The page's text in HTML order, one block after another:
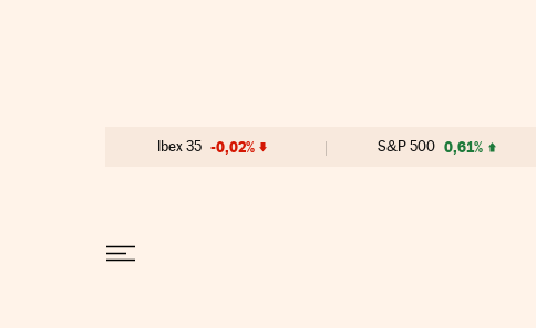
Ibex 35 -0,02% S&P 500 0,61%